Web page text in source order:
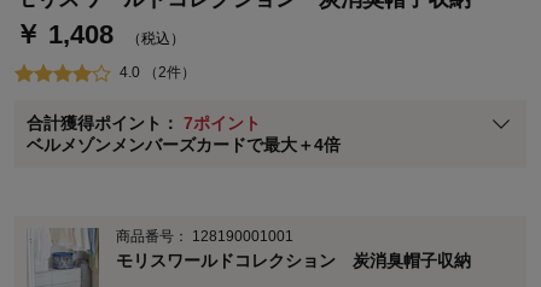
￥ 1,408 （税込）
4.0 （2件）
合計獲得ポイント： 7ポイント
ベルメゾンメンバーズカードで最大＋4倍
通常商品送料無料 返品引取無料（JCBのみ）
即時入会なら更に500円OFFクーポンプレゼント
※メンバーズカードの加算ポイントはステージ倍率適用前の基本ポイント
に対して適用されます。
商品番号： 128190001001
モリスワールドコレクション 炭消臭帽子収納